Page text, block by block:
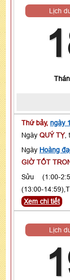
Lịch
Thứ bảy, ngày
Ngày QUÝ TỴ,
Ngày Hoàng
GIỜ TỐT
Sửu (1:00-
(13:00-
Xem chi tiết
Lịch